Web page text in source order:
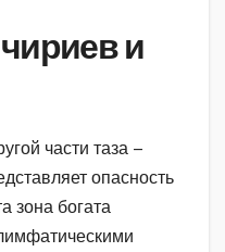
и
части таза –
опасность
зона богата